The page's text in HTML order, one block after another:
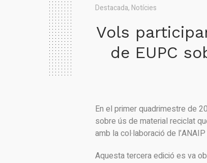
Destacada, Notícies
Vols
de EUPC
En el primer quadrimestre de
sobre ús de material reciclat
amb la col·laboració de
Aquesta tercera edició es va